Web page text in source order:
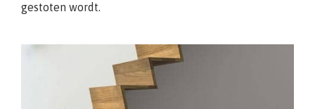
gestoten wordt.